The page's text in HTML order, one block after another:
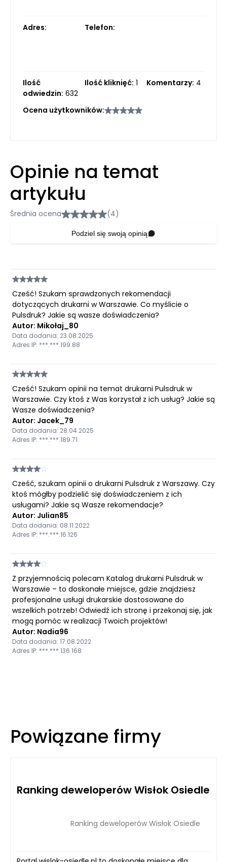
Adres: Telefon:
Ilość
odwiedzin: 632
Ilość kliknięć: 1 Komentarzy: 4
Ocena użytkowników:
Opinie na temat
artykułu
Średnia ocena (4)
Podziel się swoją opinią
Cześć! Szukam sprawdzonych rekomendacji
dotyczących drukarni w Warszawie. Co myślicie o
Pulsdruk? Jakie są wasze doświadczenia?
Autor: Mikołaj_80
Data dodania: 23.08.2025
Adres IP: ***.***.199.88
Cześć! Szukam opinii na temat drukarni Pulsdruk w
Warszawie. Czy ktoś z Was korzystał z ich usług? Jakie są
Wasze doświadczenia?
Autor: Jacek_79
Data dodania: 28.04.2025
Adres IP: ***.***.189.71
Cześć, szukam opinii o drukarni Pulsdruk z Warszawy. Czy
ktoś mógłby podzielić się doświadczeniem z ich
usługami? Jakie są Wasze rekomendacje?
Autor: Julian85
Data dodania: 08.11.2022
Adres IP: ***.***.16.126
Z przyjemnością polecam Katalog drukarni Pulsdruk w
Warszawie – to doskonałe miejsce, gdzie znajdziesz
profesjonalne usługi drukarskie dostosowane do
wszelkich potrzeb! Odwiedź ich stronę i przekonaj się, jak
mogą pomóc w realizacji Twoich projektów!
Autor: Nadia96
Data dodania: 17.08.2022
Adres IP: ***.***.136.168
Powiązane firmy
Ranking deweloperów Wisłok Osiedle
Ranking deweloperów Wisłok Osiedle